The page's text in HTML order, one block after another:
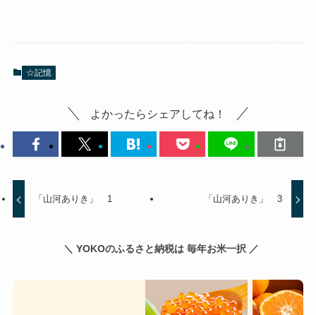
☆記憶
よかったらシェアしてね！
「山河ありき」 1 「山河ありき」 3
＼ YOKOのふるさと納税は 毎年お米一択 ／